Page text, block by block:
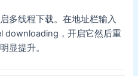
多线程下载。在地址栏输入
downloading，开启它然后重
显提升。